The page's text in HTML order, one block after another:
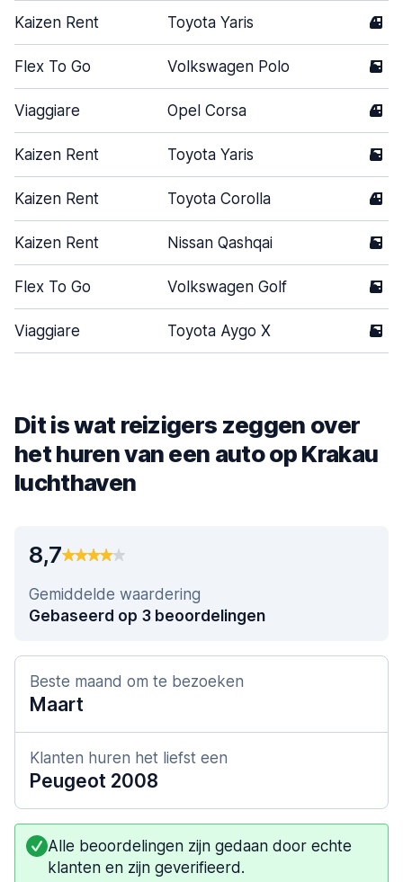
Kaizen Rent Toyota Yaris 4
Flex To Go Volkswagen Polo 5
Viaggiare Opel Corsa 4
Kaizen Rent Toyota Yaris 5
Kaizen Rent Toyota Corolla 4
Kaizen Rent Nissan Qashqai 5
Flex To Go Volkswagen Golf 5
Viaggiare Toyota Aygo X 5
Dit is wat reizigers zeggen over
het huren van een auto op Krakau
luchthaven
8,7
Gemiddelde waardering
Gebaseerd op 3 beoordelingen
Beste maand om te bezoeken
Maart
Klanten huren het liefst een
Peugeot 2008
Alle beoordelingen zijn gedaan door echte
klanten en zijn geverifieerd.